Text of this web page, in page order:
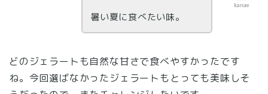
kanae
暑い夏に食べたい味。
どのジェラートも自然な甘さで食べやすかったです
ね。今回選ばなかったジェラートもとっても美味しそ